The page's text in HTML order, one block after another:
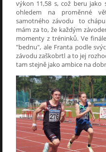
výkon 11,58 s, což beru jako
ohledem na proměnné
samotného závodu to
mám za to, že každým
momenty z tréninků. Ve
"bednu", ale Franta podle
závodu zaškobrtl a to jej
tam stejně jako ambice na